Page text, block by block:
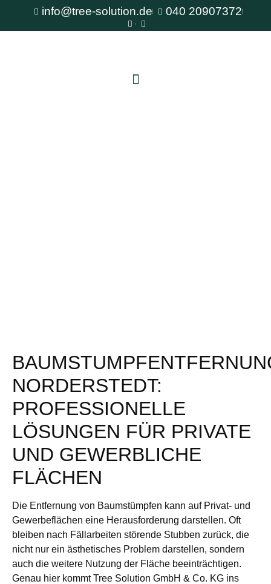
info@tree-solution.de 040 20907372
NORDERSTEDT:
PROFESSIONELLE
LÖSUNGEN FÜR PRIVATE
UND GEWERBLICHE
FLÄCHEN
Die Entfernung von Baumstümpfen kann auf Privat- und
Gewerbeflächen eine Herausforderung darstellen. Oft
bleiben nach Fällarbeiten störende Stubben zurück, die
nicht nur ein ästhetisches Problem darstellen, sondern
auch die weitere Nutzung der Fläche beeinträchtigen.
Genau hier kommt Tree Solution GmbH & Co. KG ins